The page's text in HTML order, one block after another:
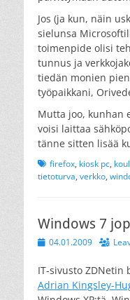
Jos (ja kun, näin
sielunsa
toimenpide olisi
tunnus ja
tiedän monien
työpaikkani,
Mutta joo, kunhan
voisi laittaa
tänne sitten lisää
Tagsfirefox, kiosk pc,
tietoturva, verkko,
Windows 7
Posted
04.01.2009
IT-sivusto
Adrian Kingsley-